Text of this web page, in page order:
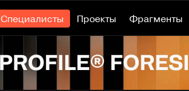
Специалисты Проекты Фрагменты